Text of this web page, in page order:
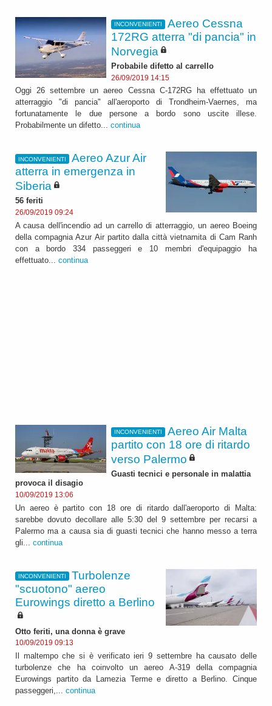
INCONVENIENTI
Aereo Cessna
172RG atterra "di pancia" in
Norvegia
Probabile difetto al carrello
26/09/2019 14:15
Oggi 26 settembre un aereo Cessna C-172RG ha effettuato un
atterraggio "di pancia" all'aeroporto di Trondheim-Vaernes, ma
fortunatamente le due persone a bordo sono uscite illese.
Probabilmente un difetto... continua
INCONVENIENTI
Aereo Azur Air
atterra in emergenza in
Siberia
56 feriti
26/09/2019 09:24
A causa dell'incendio ad un carrello di atterraggio, un aereo Boeing
della compagnia Azur Air partito dalla città vietnamita di Cam Ranh
con a bordo 334 passeggeri e 10 membri d'equipaggio ha
effettuato... continua
INCONVENIENTI
Aereo Air Malta
partito con 18 ore di ritardo
verso Palermo
Guasti tecnici e personale in malattia
provoca il disagio
10/09/2019 13:06
Un aereo è partito con 18 ore di ritardo dall'aeroporto di Malta:
sarebbe dovuto decollare alle 5:30 del 9 settembre per recarsi a
Palermo ma a causa sia di guasti tecnici che hanno messo a terra
gli... continua
INCONVENIENTI
Turbolenze
"scuotono" aereo
Eurowings diretto a Berlino
Otto feriti, una donna è grave
10/09/2019 09:13
Il maltempo che si è verificato ieri 9 settembre ha causato delle
turbolenze che ha coinvolto un aereo A-319 della compagnia
Eurowings partito da Lamezia Terme e diretto a Berlino. Cinque
passeggeri,... continua